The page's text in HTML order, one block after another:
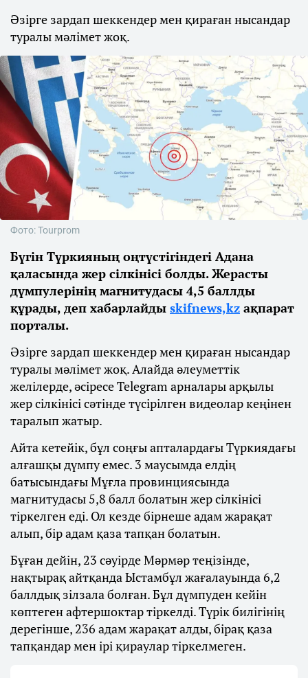
Әзірге зардап шеккендер мен қираған нысандар
туралы мәлімет жоқ.
Фото: Tourprom
Бүгін Түркияның оңтүстігіндегі Адана
қаласында жер сілкінісі болды. Жерасты
дүмпулерінің магнитудасы 4,5 баллды
құрады, деп хабарлайды skifnews,kz ақпарат
порталы.
Әзірге зардап шеккендер мен қираған нысандар
туралы мәлімет жоқ. Алайда әлеуметтік
желілерде, әсіресе Telegram арналары арқылы
жер сілкінісі сәтінде түсірілген видеолар кеңінен
таралып жатыр.
Айта кетейік, бұл соңғы апталардағы Түркиядағы
алғашқы дүмпу емес. 3 маусымда елдің
батысындағы Мұғла провинциясында
магнитудасы 5,8 балл болатын жер сілкінісі
тіркелген еді. Ол кезде бірнеше адам жарақат
алып, бір адам қаза тапқан болатын.
Бұған дейін, 23 сәуірде Мәрмәр теңізінде,
нақтырақ айтқанда Ыстамбұл жағалауында 6,2
баллдық зілзала болған. Бұл дүмпуден кейін
көптеген афтершоктар тіркелді. Түрік билігінің
дерегінше, 236 адам жарақат алды, бірақ қаза
тапқандар мен ірі қираулар тіркелмеген.